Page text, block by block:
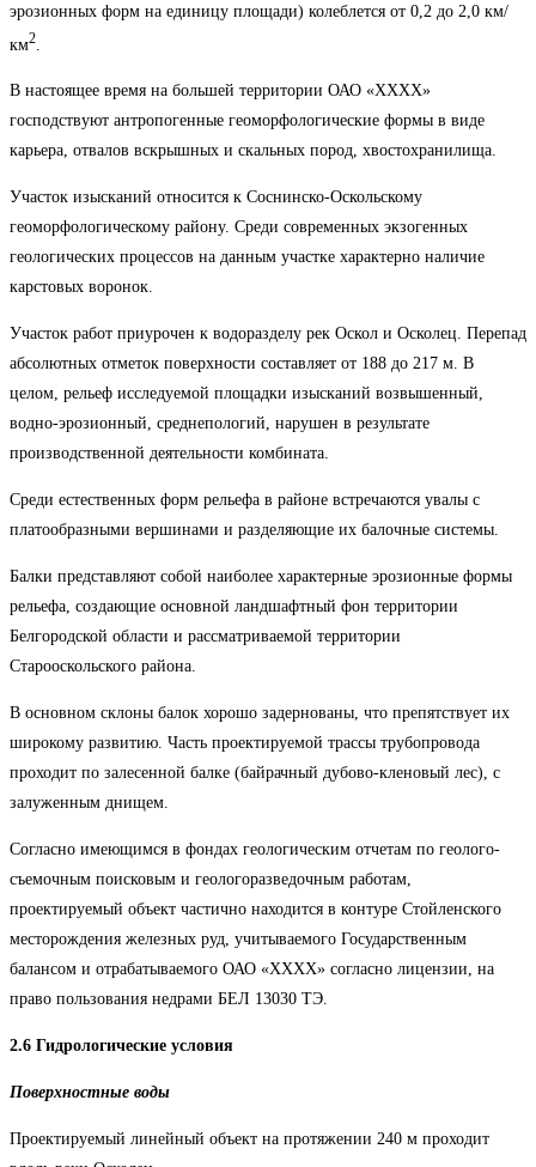
эрозионных форм на единицу площади) колеблется от 0,2 до 2,0 км/
км2
В настоящее время на большей территории ОАО «ХХХХ»
господствуют антропогенные геоморфологические формы в виде
карьера, отвалов вскрышных и скальных пород, хвостохранилища.
Участок изысканий относится к Соснинско-Оскольскому
геоморфологическому району. Среди современных экзогенных
геологических процессов на данным участке характерно наличие
карстовых воронок.
Участок работ приурочен к водоразделу рек Оскол и Осколец. Перепад
абсолютных отметок поверхности составляет от 188 до 217 м. В
целом, рельеф исследуемой площадки изысканий возвышенный,
водно-эрозионный, среднепологий, нарушен в результате
производственной деятельности комбината.
Среди естественных форм рельефа в районе встречаются увалы с
платообразными вершинами и разделяющие их балочные системы.
Балки представляют собой наиболее характерные эрозионные формы
рельефа, создающие основной ландшафтный фон территории
Белгородской области и рассматриваемой территории
Старооскольского района.
В основном склоны балок хорошо задернованы, что препятствует их
широкому развитию. Часть проектируемой трассы трубопровода
проходит по залесенной балке (байрачный дубово-кленовый лес), с
залуженным днищем.
Согласно имеющимся в фондах геологическим отчетам по геолого-
съемочным поисковым и геологоразведочным работам,
проектируемый объект частично находится в контуре Стойленского
месторождения железных руд, учитываемого Государственным
балансом и отрабатываемого ОАО «ХХХХ» согласно лицензии, на
право пользования недрами БЕЛ 13030 ТЭ.
2.6 Гидрологические условия
Поверхностные воды
Проектируемый линейный объект на протяжении 240 м проходит